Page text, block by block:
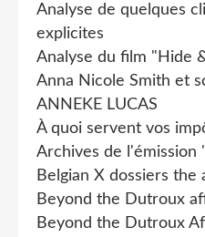
Analyse de quelques
explicites
Analyse du film "Hide
Anna Nicole Smith et
ANNEKE LUCAS
À quoi servent vos
Archives de l'émission
Belgian X dossiers the
Beyond the Dutroux
Beyond the Dutroux